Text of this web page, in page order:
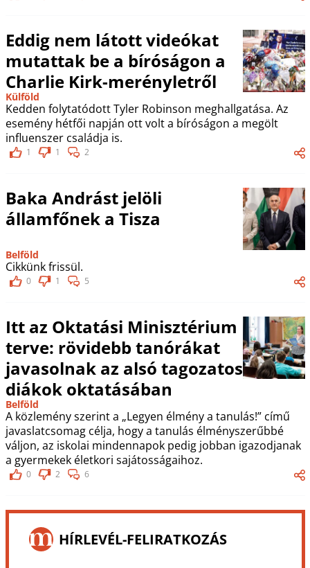
Eddig nem látott videókat
mutattak be a bíróságon a
Charlie Kirk-merényletről
Külföld
Kedden folytatódott Tyler Robinson meghallgatása. Az
esemény hétfői napján ott volt a bíróságon a megölt
influenszer családja is.
1 1 2
Baka Andrást jelöli
államfőnek a Tisza
Belföld
Cikkünk frissül.
0 1 5
Itt az Oktatási Minisztérium
terve: rövidebb tanórákat
javasolnak az alsó tagozatos
diákok oktatásában
Belföld
A közlemény szerint a „Legyen élmény a tanulás!” című
javaslatcsomag célja, hogy a tanulás élményszerűbbé
váljon, az iskolai mindennapok pedig jobban igazodjanak
a gyermekek életkori sajátosságaihoz.
0 2 6
HÍRLEVÉL-FELIRATKOZÁS